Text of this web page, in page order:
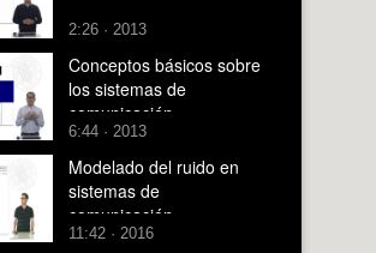
2:26 · 2013
Conceptos básicos sobre
los sistemas de
comunicación
6:44 · 2013
Modelado del ruido en
sistemas de
comunicación
11:42 · 2016